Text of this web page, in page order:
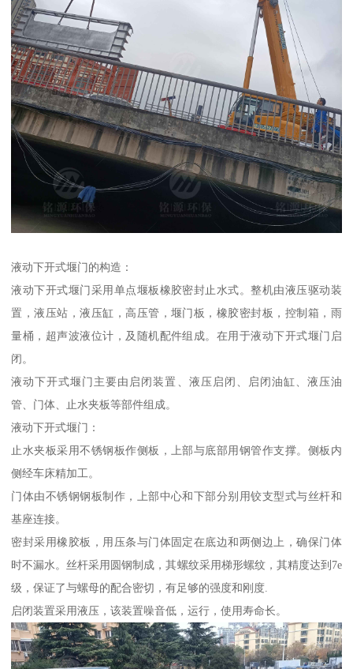
液动下开式堰门的构造：
液动下开式堰门采用单点堰板橡胶密封止水式。整机由液压驱动装
置，液压站，液压缸，高压管，堰门板，橡胶密封板，控制箱，雨
量桶，超声波液位计，及随机配件组成。在用于液动下开式堰门启
闭。
液动下开式堰门主要由启闭装置、液压启闭、启闭油缸、液压油
管、门体、止水夹板等部件组成。
液动下开式堰门：
止水夹板采用不锈钢板作侧板，上部与底部用钢管作支撑。侧板内
侧经车床精加工。
门体由不锈钢钢板制作，上部中心和下部分别用铰支型式与丝杆和
基座连接。
密封采用橡胶板，用压条与门体固定在底边和两侧边上，确保门体
时不漏水。丝杆采用圆钢制成，其螺纹采用梯形螺纹，其精度达到7e
级，保证了与螺母的配合密切，有足够的强度和刚度.
启闭装置采用液压，该装置噪音低，运行，使用寿命长。